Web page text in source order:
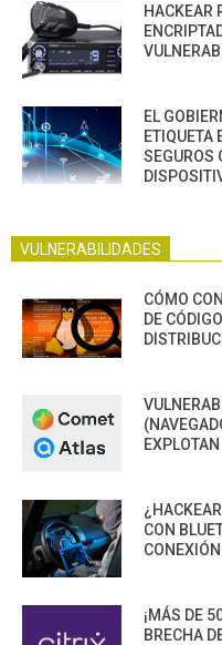
HACKEAR
EL
ETIQUETA
SEGUROS
VULNERABILIDADES
CÓMO
DE
EXPLOTAN
CON
¡MÁS DE
BRECHA